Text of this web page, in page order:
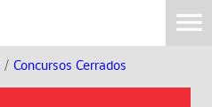
/ Concursos Cerrados